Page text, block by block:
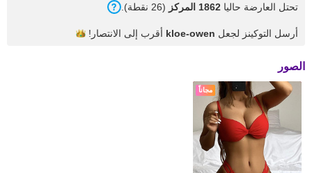
تحتل العارضة حاليا 1862 المركز (26 نقطة).
أرسل التوكينز لجعل kloe-owen أقرب إلى الانتصار!
الصور
مجاناً